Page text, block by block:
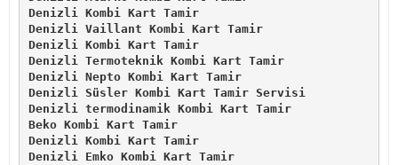
Denizli Kombi Kart Tamir
Denizli Vaillant Kombi Kart Tamir
Denizli Kombi Kart Tamir
Denizli Termoteknik Kombi Kart Tamir
Denizli Nepto Kombi Kart Tamir
Denizli Süsler Kombi Kart Tamir Servisi
Denizli termodinamik Kombi Kart Tamir
Beko Kombi Kart Tamir
Denizli Kombi Kart Tamir
Denizli Emko Kombi Kart Tamir